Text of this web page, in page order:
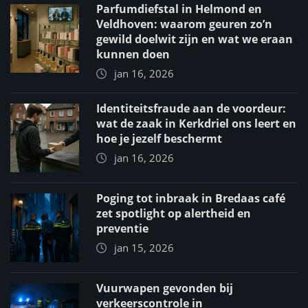
Parfumdiefstal in Helmond en
Veldhoven: waarom geuren zo’n
gewild doelwit zijn en wat we eraan
kunnen doen
jan 16, 2026
Identiteitsfraude aan de voordeur:
wat de zaak in Kerkdriel ons leert en
hoe je jezelf beschermt
jan 16, 2026
Poging tot inbraak in Bredaas café
zet spotlight op alertheid en
preventie
jan 15, 2026
Vuurwapen gevonden bij
verkeerscontrole in